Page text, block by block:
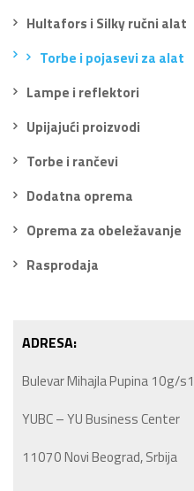
Hultafors i Silky ručni alat
Torbe i pojasevi za alat
Lampe i reflektori
Upijajući proizvodi
Torbe i rančevi
Dodatna oprema
Oprema za obeležavanje
Rasprodaja
ADRESA:
Bulevar Mihajla Pupina 10g/s1
YUBC – YU Business Center
11070 Novi Beograd, Srbija